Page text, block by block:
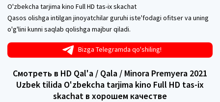
O'zbekcha tarjima kino Full HD tas-ix skachat
Qasos olishga intilgan jinoyatchilar guruhi iste'fodagi ofitser va uning
o'g'lini kunni saqlab qolishga majbur qiladi.
Bizga Telegramda qo'shiling!
Смотреть в HD Qal'a / Qala / Minora Premyera 2021
Uzbek tilida O'zbekcha tarjima kino Full HD tas-ix
skachat в хорошем качестве